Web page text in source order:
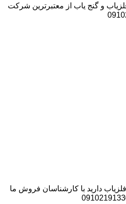
و گنج یاب از معتبرترین شرکت
دارید با کارشناسان فروش ما